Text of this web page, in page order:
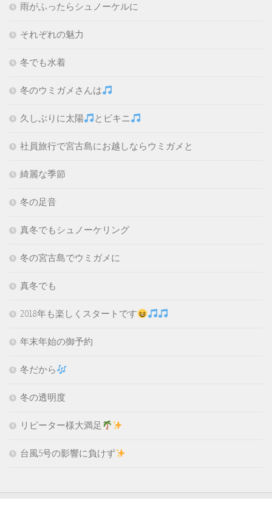
雨がふったらシュノーケルに
それぞれの魅力
冬でも水着
冬のウミガメさんは
久しぶりに太陽 とビキニ
社員旅行で宮古島にお越しならウミガメと
綺麗な季節
冬の足音
真冬でもシュノーケリング
冬の宮古島でウミガメに
真冬でも
2018年も楽しくスタートです
年末年始の御予約
冬だから
冬の透明度
リピーター様大満足
台風5号の影響に負けず